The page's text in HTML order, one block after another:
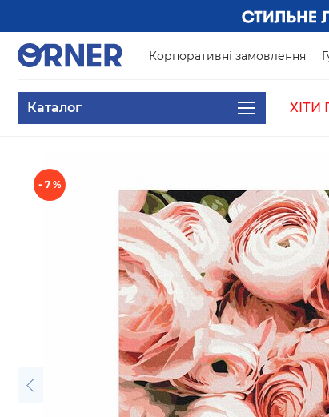
Корпоративні замовлення
Каталог ХІТИ
- 7 %